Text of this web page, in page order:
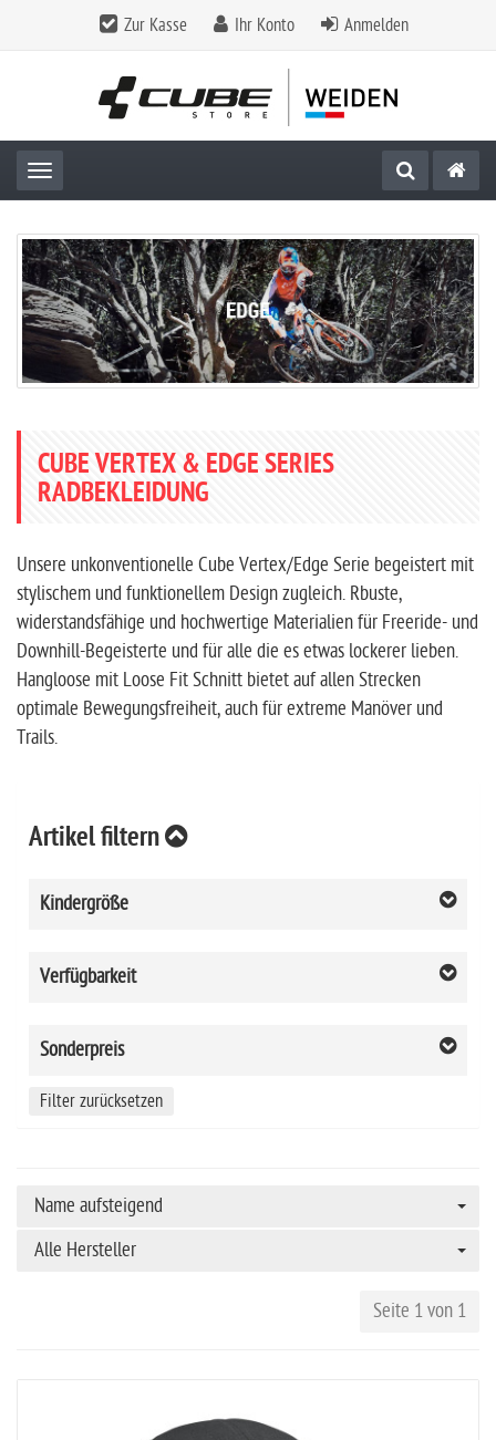
Zur Kasse Ihr Konto Anmelden
Toggle navigation
CUBE VERTEX & EDGE SERIES
RADBEKLEIDUNG
Unsere unkonventionelle Cube Vertex/Edge Serie begeistert mit
stylischem und funktionellem Design zugleich. Rbuste,
widerstandsfähige und hochwertige Materialien für Freeride- und
Downhill-Begeisterte und für alle die es etwas lockerer lieben.
Hangloose mit Loose Fit Schnitt bietet auf allen Strecken
optimale Bewegungsfreiheit, auch für extreme Manöver und
Trails.
Artikel filtern
Kindergröße
Verfügbarkeit
Sonderpreis
Filter zurücksetzen
Name aufsteigend
Alle Hersteller
Seite 1 von 1